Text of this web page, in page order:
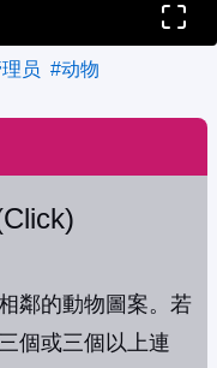
员 #动物
鄰的動物圖案。若
個或三個以上連